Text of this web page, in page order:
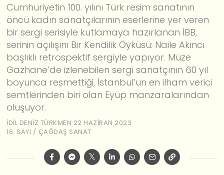
Cumhuriyetin 100. yılını Türk resim sanatının
öncü kadın sanatçılarının eserlerine yer veren
bir sergi serisiyle kutlamaya hazırlanan İBB,
serinin açılışını Bir Kendilik Öyküsü: Naile Akıncı
başlıklı retrospektif sergiyle yapıyor. Müze
Gazhane’de izlenebilen sergi sanatçının 60 yıl
boyunca resmettiği, İstanbul’un en ilham verici
semtlerinden biri olan Eyüp manzaralarından
oluşuyor.
İDIL DENIZ TÜRKMEN 22 HAZIRAN 2023
16. SAYI / ÇAĞDAŞ SANAT